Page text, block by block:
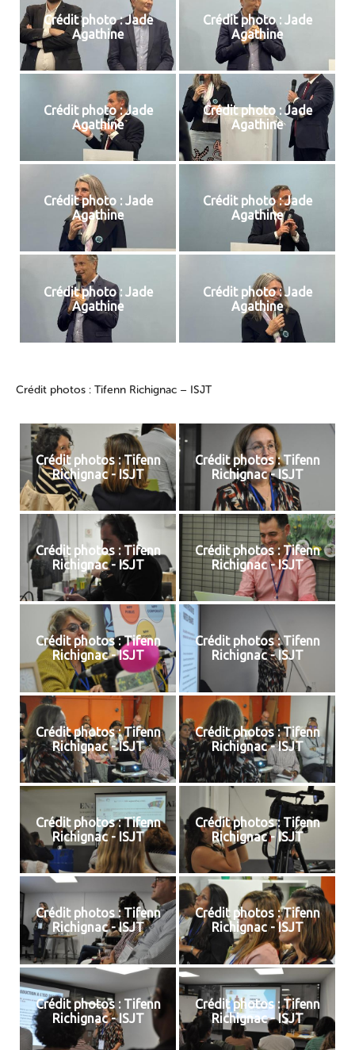
Crédit photo : Jade
Agathine
Crédit photo : Jade
Agathine
Crédit photo : Jade
Agathine
Crédit photo : Jade
Agathine
Crédit photo : Jade
Agathine
Crédit photo : Jade
Agathine
Crédit photo : Jade
Agathine
Crédit photo : Jade
Agathine
Crédit photos : Tifenn Richignac – ISJT
Crédit photos : Tifenn
Richignac - ISJT
Crédit photos : Tifenn
Richignac - ISJT
Crédit photos : Tifenn
Richignac - ISJT
Crédit photos : Tifenn
Richignac - ISJT
Crédit photos : Tifenn
Richignac - ISJT
Crédit photos : Tifenn
Richignac - ISJT
Crédit photos : Tifenn
Richignac - ISJT
Crédit photos : Tifenn
Richignac - ISJT
Crédit photos : Tifenn
Richignac - ISJT
Crédit photos : Tifenn
Richignac - ISJT
Crédit photos : Tifenn
Richignac - ISJT
Crédit photos : Tifenn
Richignac - ISJT
Crédit photos : Tifenn
Richignac - ISJT
Crédit photos : Tifenn
Richignac - ISJT